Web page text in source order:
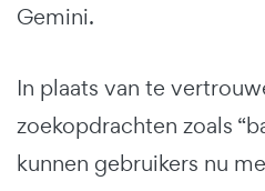
Gemini.
In plaats van te
zoekopdrachten zoals
kunnen gebruikers nu